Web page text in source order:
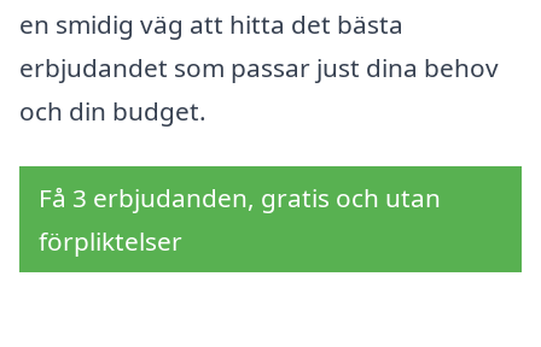
en smidig väg att hitta det bästa
erbjudandet som passar just dina behov
och din budget.
Få 3 erbjudanden, gratis och utan
förpliktelser